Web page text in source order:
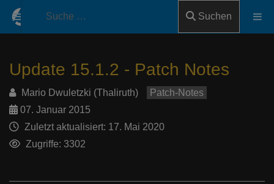
Suchen
Update 15.1.2 - Patch Notes
Mario Dwuletzki (Thaliruth)
Patch-Notes
07. Januar 2015
Zuletzt aktualisiert: 17. Mai 2020
Zugriffe: 3302